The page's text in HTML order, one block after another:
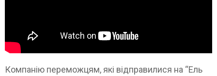
Компанію переможцям, які відправилися на “Ель